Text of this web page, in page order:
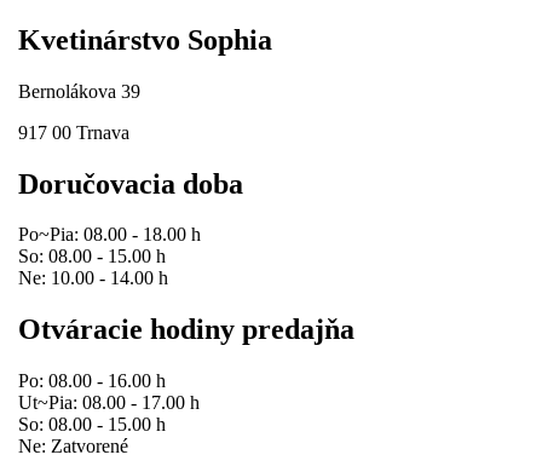
Kvetinárstvo Sophia
Bernolákova 39
917 00 Trnava
Doručovacia doba
Po~Pia: 08.00 - 18.00 h
So: 08.00 - 15.00 h
Ne: 10.00 - 14.00 h
Otváracie hodiny predajňa
Po: 08.00 - 16.00 h
Ut~Pia: 08.00 - 17.00 h
So: 08.00 - 15.00 h
Ne: Zatvorené